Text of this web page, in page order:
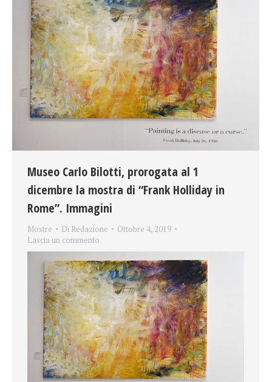
Museo Carlo Bilotti, prorogata al 1
dicembre la mostra di “Frank Holliday in
Rome”. Immagini
Mostre Di Redazione
Ottobre 4, 2019
Lascia un commento